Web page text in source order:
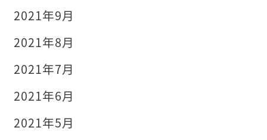
2021年9月
2021年8月
2021年7月
2021年6月
2021年5月